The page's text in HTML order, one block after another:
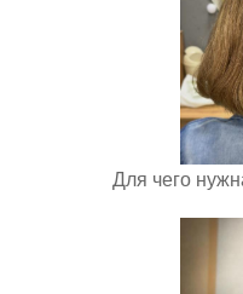
Для чего